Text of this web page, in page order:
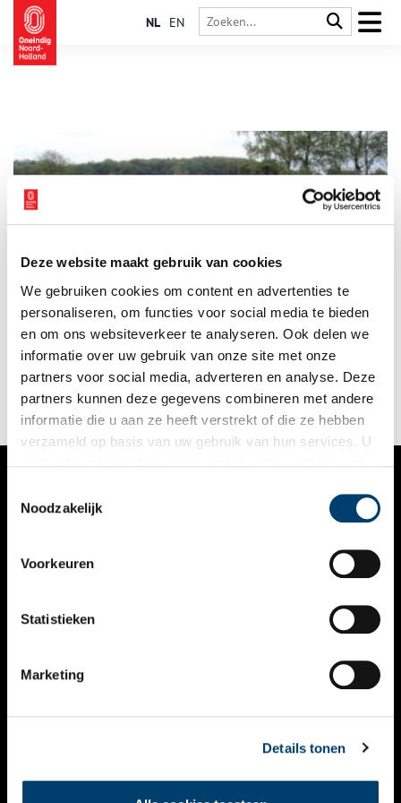
Deze website maakt gebruik van cookies
We gebruiken cookies om content en advertenties te
personaliseren, om functies voor social media te bieden
en om ons websiteverkeer te analyseren. Ook delen we
informatie over uw gebruik van onze site met onze
partners voor social media, adverteren en analyse. Deze
partners kunnen deze gegevens combineren met andere
informatie die u aan ze heeft verstrekt of die ze hebben
verzameld op basis van uw gebruik van hun services. U
Noodzakelijk
Voorkeuren
Statistieken
Marketing
Details tonen
NL EN
Het Franse leger trekt in 1795 onder generaal Pichegru ons
land binnen. Ruiters stuiten op de Hoorneboegse hei bij
Hilversum op een dreigend jachtslot. Gevaar?
VERHALEN
KALENDER
THEMA’S
VIDEO’S
CONTACT